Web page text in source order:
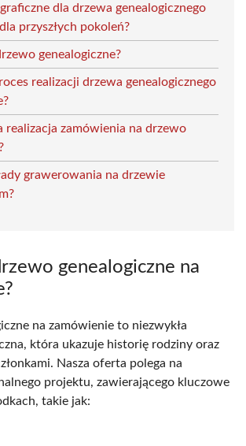
dla drzewa genealogicznego
przyszłych pokoleń?
genealogiczne?
realizacji drzewa genealogicznego
realizacja zamówienia na drzewo
grawerowania na drzewie
genealogiczne na
na zamówienie to niezwykła
która ukazuje historię rodziny oraz
Nasza oferta polega na
projektu, zawierającego kluczowe
takie jak: